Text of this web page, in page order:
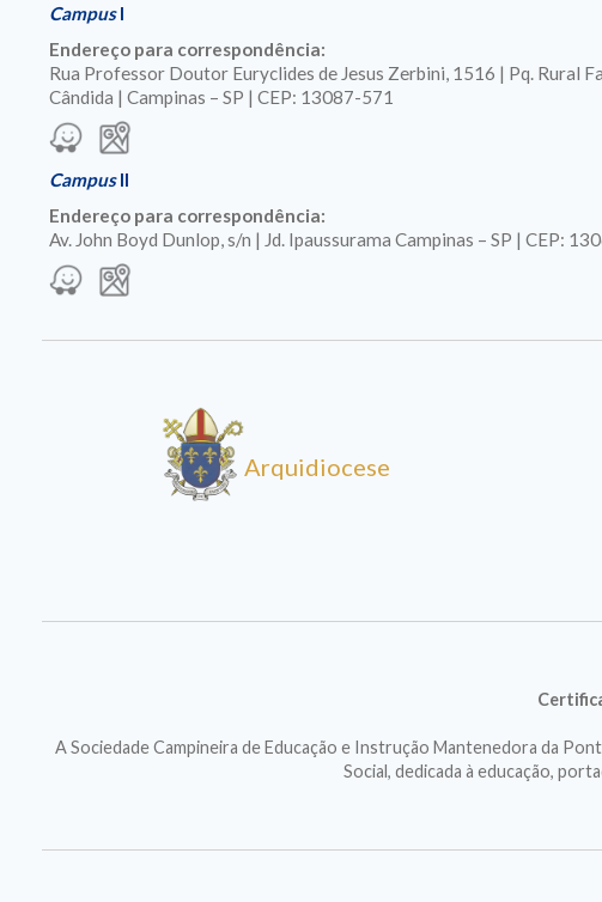
CampusI
Endereço para correspondência:
Rua Professor Doutor Euryclides de Jesus Zerbini, 1516 | Pq. Rural
Cândida | Campinas – SP | CEP: 13087-571
CampusII
Endereço para correspondência:
Av. John Boyd Dunlop, s/n | Jd. Ipaussurama Campinas – SP | CEP:
Arquidiocese
A Sociedade Campineira de Educação e Instrução Mantenedora da
Social, dedicada à educação,